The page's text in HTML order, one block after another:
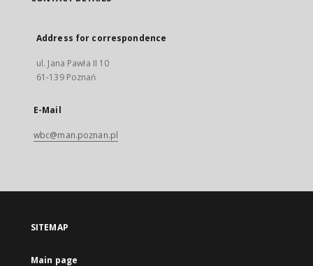
Address for correspondence
ul. Jana Pawła II 10
61-139 Poznań
E-Mail
wbc@man.poznan.pl
SITEMAP
Main page